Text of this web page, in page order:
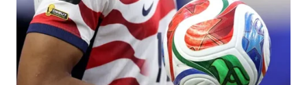
WN
TANJUNG
LESUNG